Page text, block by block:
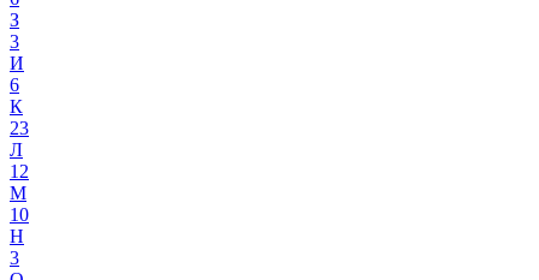
З
3
И
6
К
23
Л
12
М
10
Н
3